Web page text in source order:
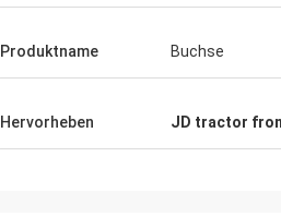
Produktname Buchse
Hervorheben JD tractor